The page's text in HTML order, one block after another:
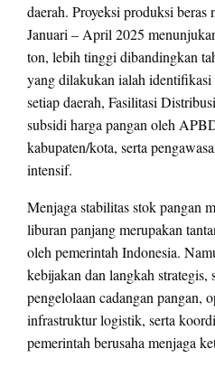
daerah. Proyeksi produksi beras
Januari – April 2025
ton, lebih tinggi dibandingkan
yang dilakukan ialah identifikasi
setiap daerah, Fasilitasi
subsidi harga pangan oleh
kabupaten/kota, serta
intensif.
Menjaga stabilitas stok pangan
liburan panjang merupakan
oleh pemerintah Indonesia.
kebijakan dan langkah strategis,
pengelolaan cadangan pangan,
infrastruktur logistik, serta
pemerintah berusaha menjaga